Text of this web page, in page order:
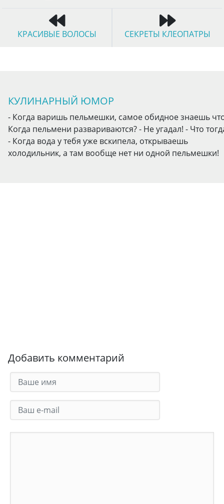
КРАСИВЫЕ ВОЛОСЫ СЕКРЕТЫ КЛЕОПАТРЫ
КУЛИНАРНЫЙ ЮМОР
- Когда варишь пельмешки, самое обидное знаешь
Когда пельмени развариваются? - Не угадал! - Что
- Когда вода у тебя уже вскипела, открываешь
холодильник, а там вообще нет ни одной пельмешки!
Добавить комментарий